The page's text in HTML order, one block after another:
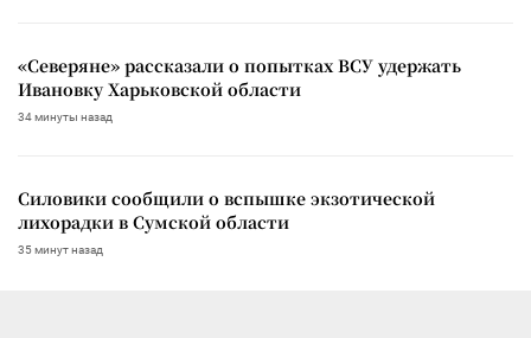
«Северяне» рассказали о попытках ВСУ удержать
Ивановку Харьковской области
34 минуты назад
Силовики сообщили о вспышке экзотической
лихорадки в Сумской области
35 минут назад